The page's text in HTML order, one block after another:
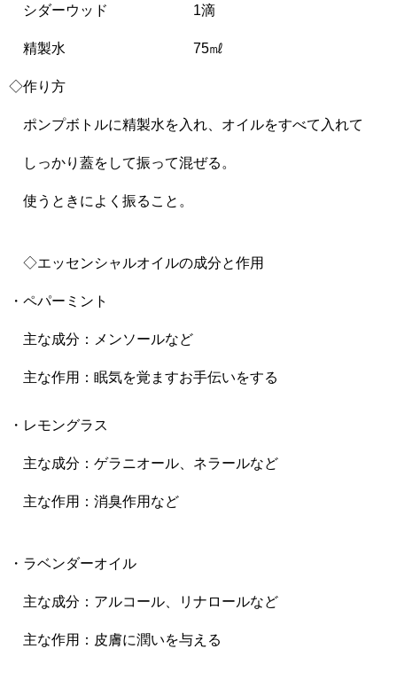
シダーウッド 1滴
精製水 75㎖
◇作り方
ポンプボトルに精製水を入れ、オイルをすべて入れて
しっかり蓋をして振って混ぜる。
使うときによく振ること。
◇エッセンシャルオイルの成分と作用
・ペパーミント
主な成分：メンソールなど
主な作用：眠気を覚ますお手伝いをする
・レモングラス
主な成分：ゲラニオール、ネラールなど
主な作用：消臭作用など
・ラベンダーオイル
主な成分：アルコール、リナロールなど
主な作用：皮膚に潤いを与える